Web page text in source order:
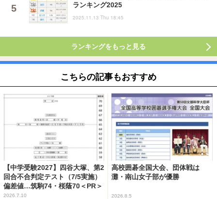
ランキング2025
2025.11.13 Thu 18:45
ランキングをもっと見る
こちらの記事もおすすめ
【中学受験2027】四谷大塚、第2
回合不合判定テスト（7/5実施）
偏差値…筑駒74・桜蔭70＜PR＞
2026.7.10
高校囲碁全国大会、団体戦は
灘・南山女子部が優勝
2026.8.5